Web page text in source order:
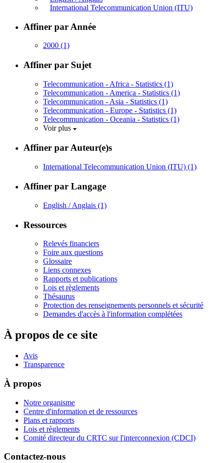
International Telecommunication Union (ITU)
Affiner par Année
2000 (1)
Affiner par Sujet
Telecommunication - Africa - Statistics (1)
Telecommunication - America - Statistics (1)
Telecommunication - Asia - Statistics (1)
Telecommunication - Europe - Statistics (1)
Telecommunication - Oceania - Statistics (1)
Voir plus
Affiner par Auteur(e)s
International Telecommunication Union (ITU) (1)
Affiner par Langage
English / Anglais (1)
Ressources
Relevés financiers
Foire aux questions
Glossaire
Liens connexes
Rapports et publications
Lois et règlements
Thésaurus
Protection des renseignements personnels et sécurité
Demandes d'accès à l'information complétées
À propos de ce site
Avis
Transparence
À propos
Notre organisme
Centre d'information et de ressources
Plans et rapports
Lois et règlements
Comité directeur du CRTC sur l'interconnexion (CDCI)
Contactez-nous